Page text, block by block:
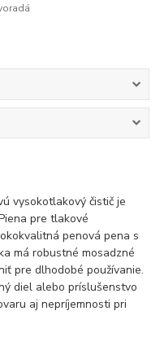
vysokotlakový čistič je
pre tlakové
penová pena s
má robustné mosadzné
pre dlhodobé používanie.
diel alebo príslušenstvo
aj nepríjemnosti pri